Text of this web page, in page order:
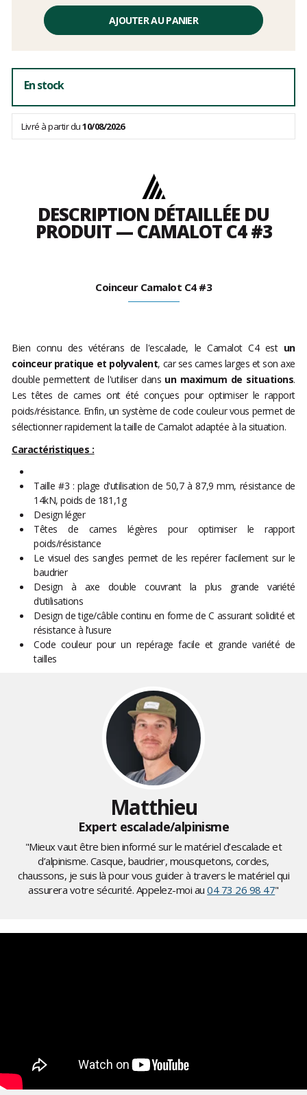
unitaire,
AJOUTER AU PANIER
En stock
Livré à partir du10/08/2026
DESCRIPTION DÉTAILLÉE DU
PRODUIT — CAMALOT C4 #3
Coinceur Camalot C4 #3
Bien connu des vétérans de l'escalade, le Camalot C4 est un
coinceur pratique et polyvalent, car ses cames larges et son axe
double permettent de l'utiliser dans un maximum de situations.
Les têtes de cames ont été conçues pour optimiser le rapport
poids/résistance. Enfin, un système de code couleur vous permet de
sélectionner rapidement la taille de Camalot adaptée à la situation.
Caractéristiques :
Taille #3 : plage d'utilisation de 50,7 à 87,9 mm, résistance de
14kN, poids de 181,1g
Design léger
Têtes de cames légères pour optimiser le rapport
poids/résistance
Le visuel des sangles permet de les repérer facilement sur le
baudrier
Design à axe double couvrant la plus grande variété
d’utilisations
Design de tige/câble continu en forme de C assurant solidité et
résistance à l’usure
Code couleur pour un repérage facile et grande variété de
tailles
Matthieu
Expert escalade/alpinisme
"Mieux vaut être bien informé sur le matériel d’escalade et
d’alpinisme. Casque, baudrier, mousquetons, cordes,
chaussons, je suis là pour vous guider à travers le matériel qui
assurera votre sécurité. Appelez-moi au04 73 26 98 47"